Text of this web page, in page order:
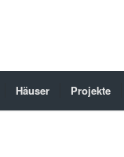
Häuser Projekte